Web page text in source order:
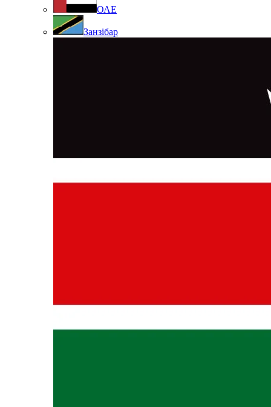
ОАЕ
Занзібар